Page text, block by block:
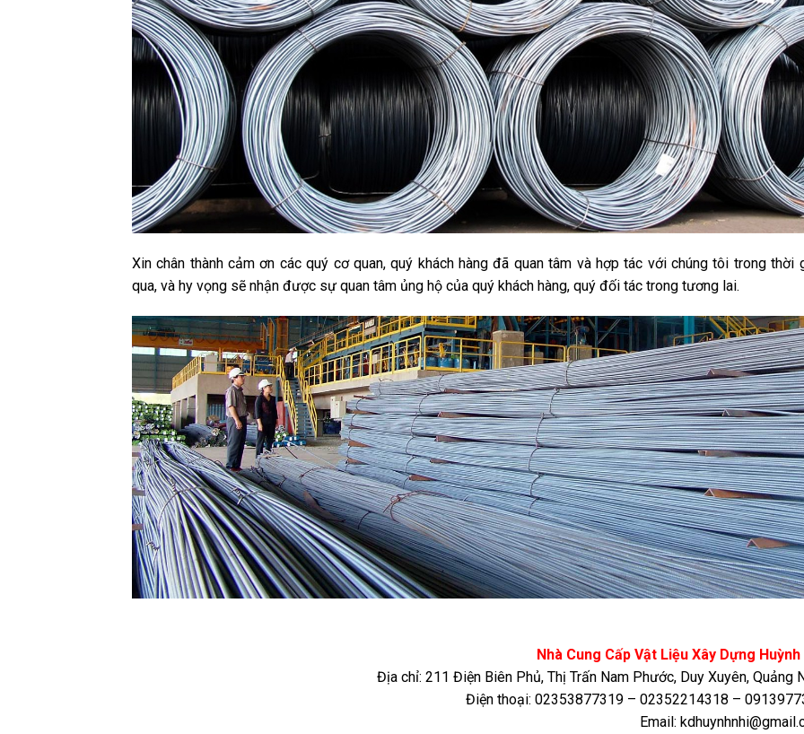
Xin chân thành cảm ơn các quý cơ quan, quý khách hàng đã quan tâm và hợp tác với chúng tôi trong thời
qua, và hy vọng sẽ nhận được sự quan tâm ủng hộ của quý khách hàng, quý đối tác trong tương lai.
Nhà Cung Cấp Vật Liệu Xây Dựng Huỳnh
Địa chỉ: 211 Điện Biên Phủ, Thị Trấn Nam Phước, Duy Xuyên, Quảng
Điện thoại: 02353877319 – 02352214318 –
Email: